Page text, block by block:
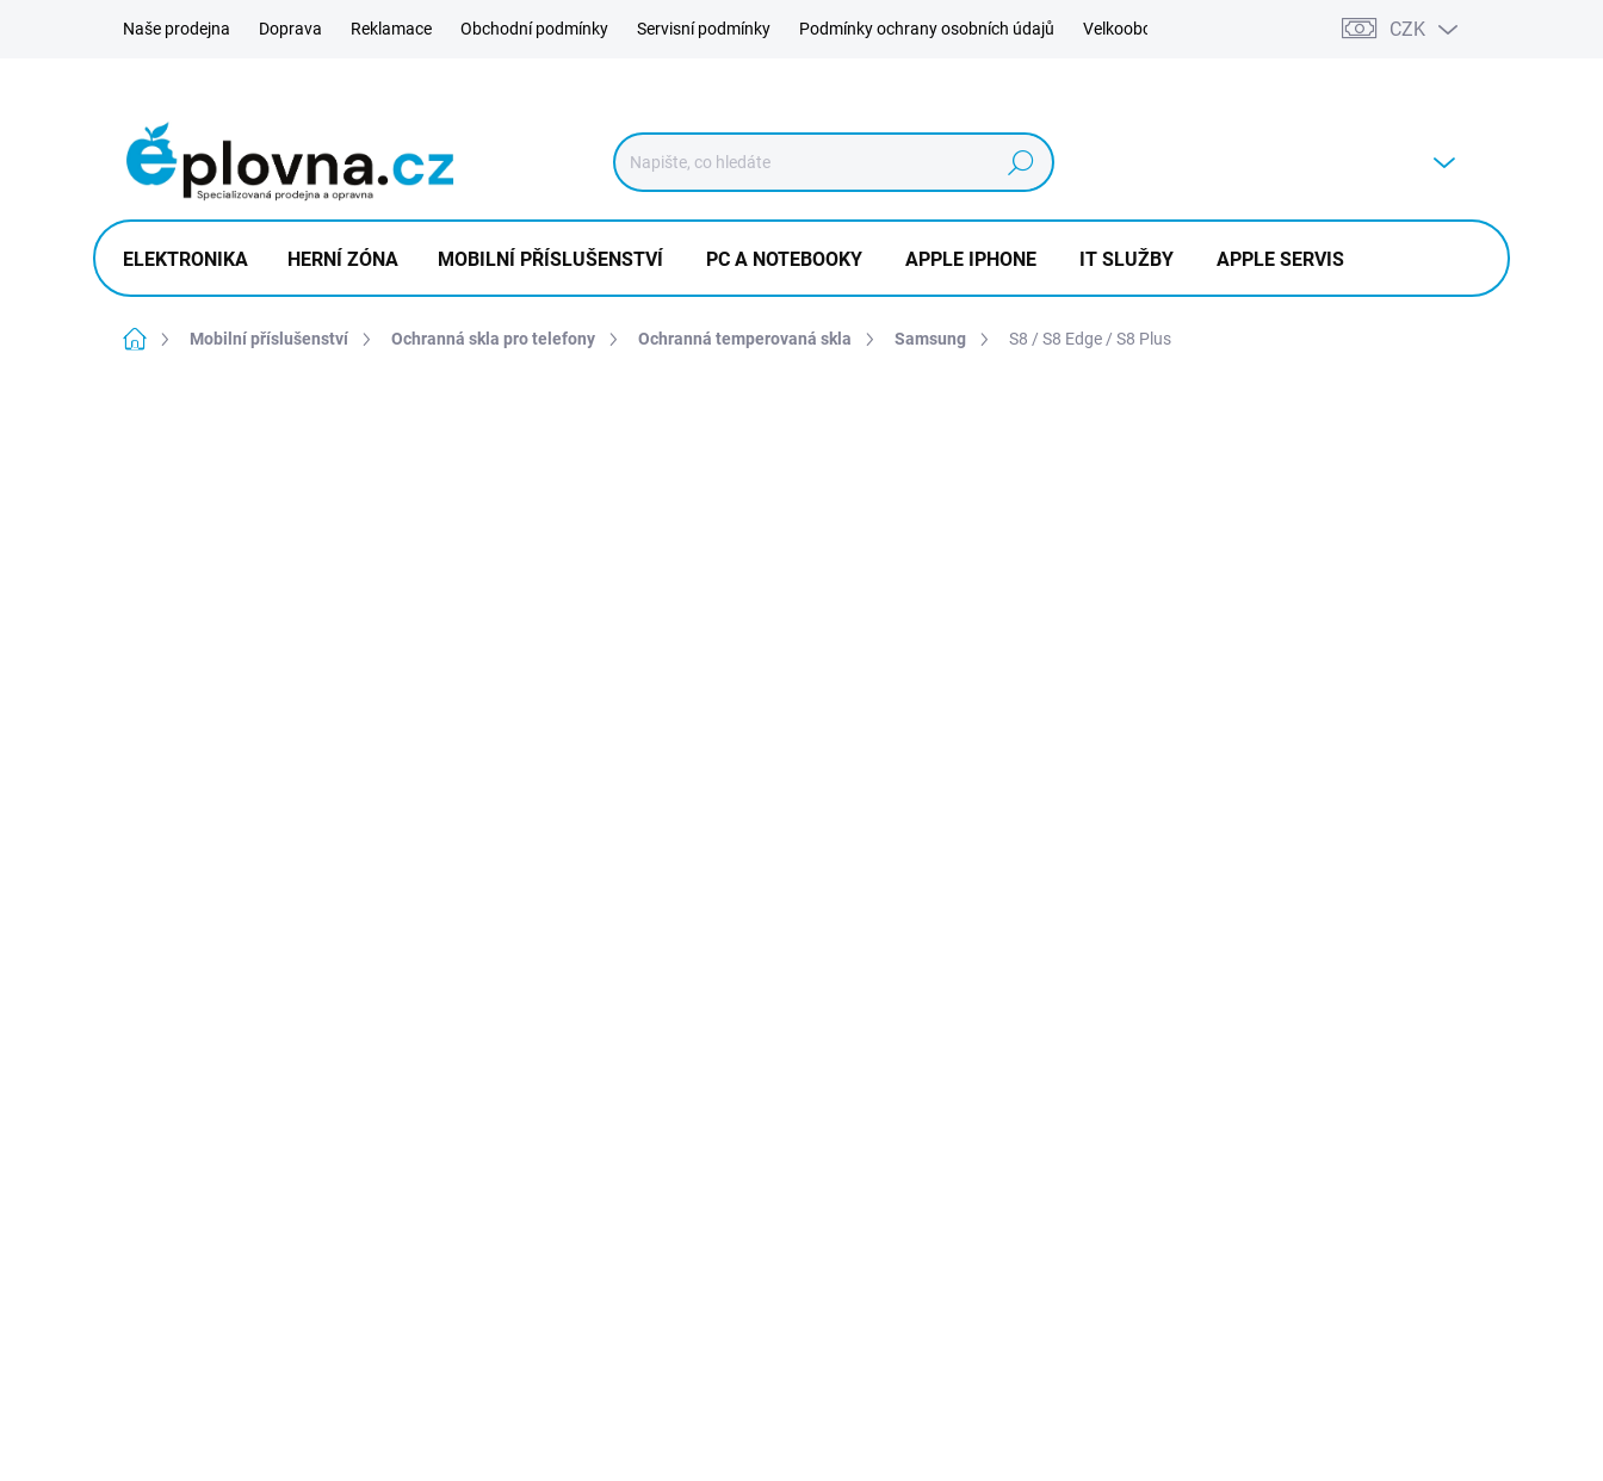
Naše prodejna Doprava Reklamace Obchodní podmínky Servisní podmínky Podmínky ochrany osobních údajů Velkoobchod Výkup CZK
Hledat
ELEKTRONIKA HERNÍ ZÓNA MOBILNÍ PŘÍSLUŠENSTVÍ PC A NOTEBOOKY APPLE IPHONE IT SLUŽBY APPLE SERVIS
Domů Mobilní příslušenství Ochranná skla pro telefony Ochranná temperovaná skla Samsung S8 / S8 Edge / S8 Plus